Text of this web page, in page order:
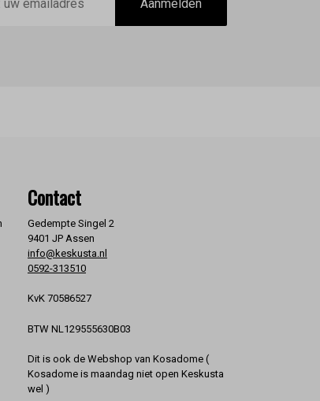
Aanmelden
Contact
Gedempte Singel 2
9401 JP Assen
info@keskusta.nl
0592-313510
KvK 70586527
BTW NL129555630B03
Dit is ook de Webshop van Kosadome (
Kosadome is maandag niet open Keskusta
wel )